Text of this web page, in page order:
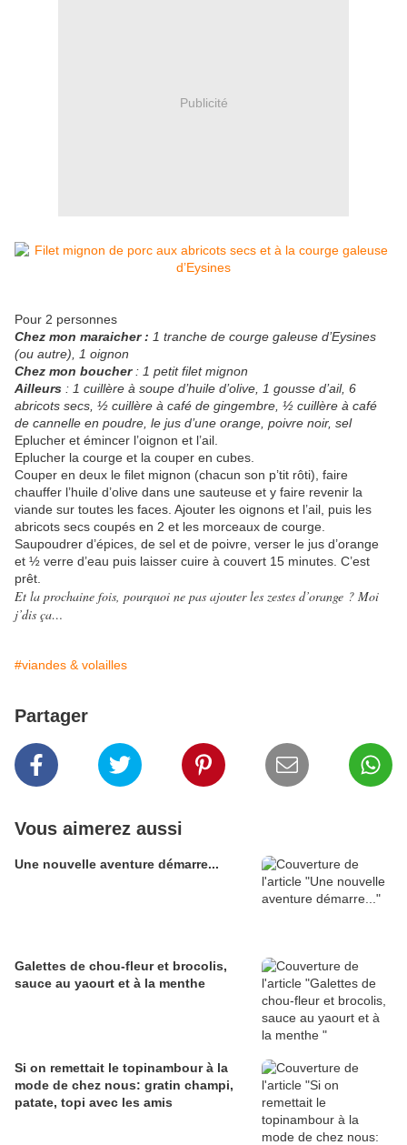
Publicité
Pour 2 personnes
Chez mon maraicher : 1 tranche de courge galeuse d’Eysines
(ou autre), 1 oignon
Chez mon boucher: 1 petit filet mignon
Ailleurs : 1 cuillère à soupe d’huile d’olive, 1 gousse d’ail, 6
abricots secs, ½ cuillère à café de gingembre, ½ cuillère à café
de cannelle en poudre, le jus d’une orange, poivre noir, sel
Eplucher et émincer l’oignon et l’ail.
Eplucher la courge et la couper en cubes.
Couper en deux le filet mignon (chacun son p’tit rôti), faire
chauffer l’huile d’olive dans une sauteuse et y faire revenir la
viande sur toutes les faces. Ajouter les oignons et l’ail, puis les
abricots secs coupés en 2 et les morceaux de courge.
Saupoudrer d’épices, de sel et de poivre, verser le jus d’orange
et ½ verre d’eau puis laisser cuire à couvert 15 minutes. C’est
prêt.
Et la prochaine fois, pourquoi ne pas ajouter les zestes d’orange ? Moi
j’dis ça…
#viandes & volailles
Partager
Vous aimerez aussi
Une nouvelle aventure démarre...
Galettes de chou-fleur et brocolis,
sauce au yaourt et à la menthe
Si on remettait le topinambour à la
mode de chez nous: gratin champi,
patate, topi avec les amis